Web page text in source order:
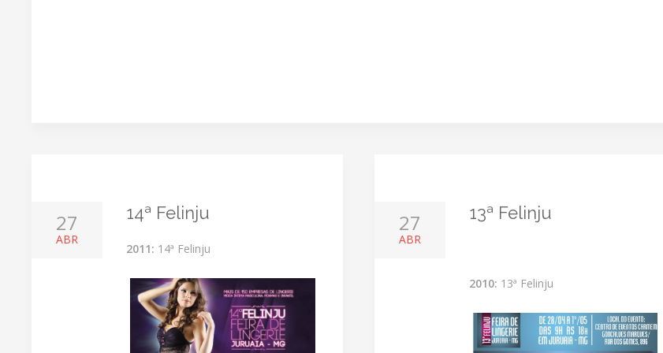
27
ABR
14ª Felinju
2011: 14ª Felinju
27
ABR
13ª Felinju
2010: 13ª Felinju